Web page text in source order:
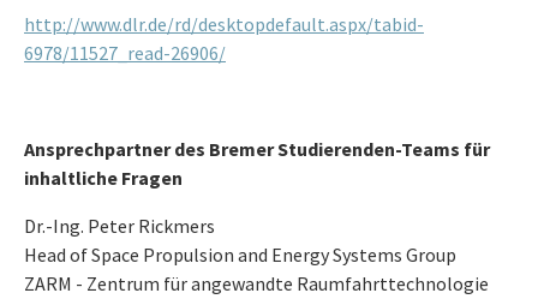
http://www.dlr.de/rd/desktopdefault.aspx/tabid-
6978/11527_read-26906/
Ansprechpartner des Bremer Studierenden-Teams für
inhaltliche Fragen
Dr.-Ing. Peter Rickmers
Head of Space Propulsion and Energy Systems Group
ZARM - Zentrum für angewandte Raumfahrttechnologie